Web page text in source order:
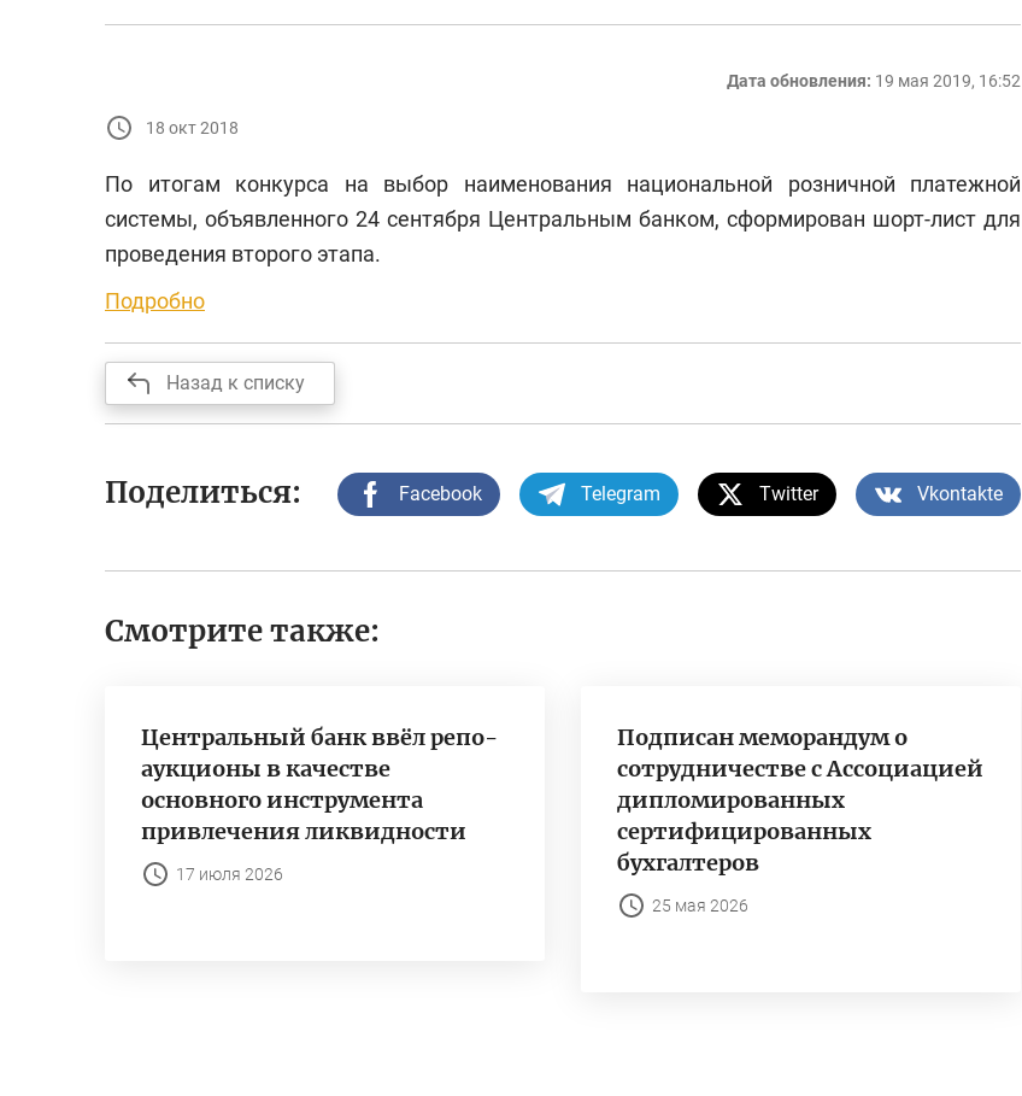
Дата обновления: 19 мая 2019, 16:52
18 окт 2018
По итогам конкурса на выбор наименования национальной розничной платежной
системы, объявленного 24 сентября Центральным банком, сформирован шорт-лист для
проведения второго этапа.
Подробно
Назад к списку
Поделиться: Facebook Telegram Twitter Vkontakte
Смотрите также:
Центральный банк ввёл репо-
аукционы в качестве
основного инструмента
привлечения ликвидности
17 июля 2026
Подписан меморандум о
сотрудничестве с Ассоциацией
дипломированных
сертифицированных
бухгалтеров
25 мая 2026